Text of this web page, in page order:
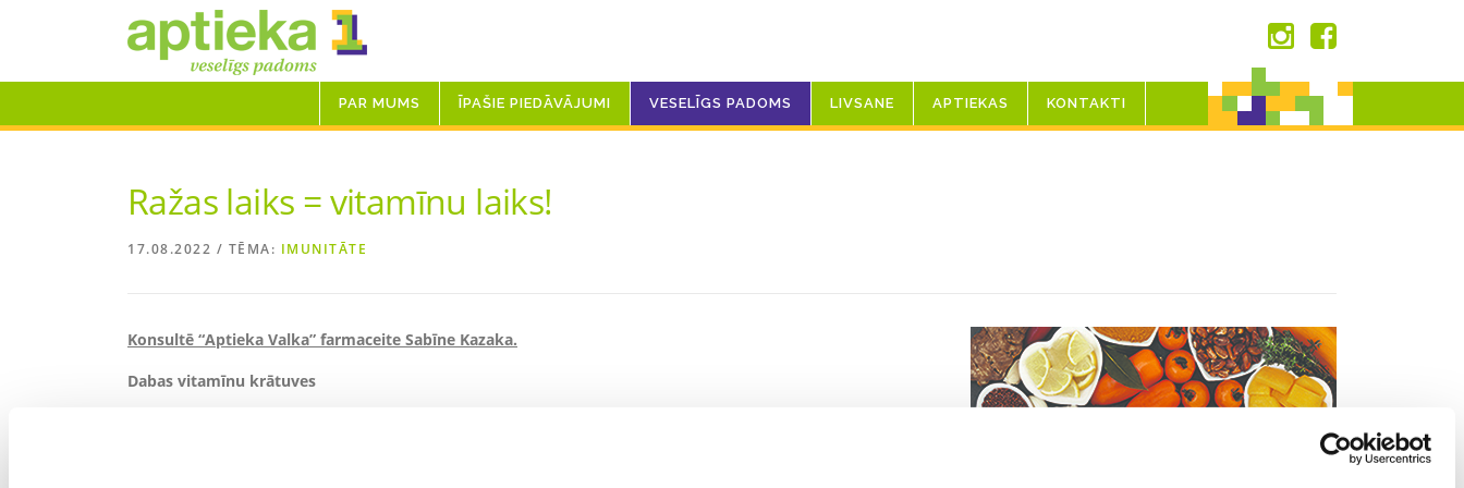
PAR MUMS ĪPAŠIE PIEDĀVĀJUMI VESELĪGS PADOMS LIVSANE APTIEKAS KONTAKTI
Ražas laiks = vitamīnu laiks!
17.08.2022 / TĒMA: IMUNITĀTE
Konsultē “Aptieka Valka” farmaceite Sabīne Kazaka.
Dabas vitamīnu krātuves